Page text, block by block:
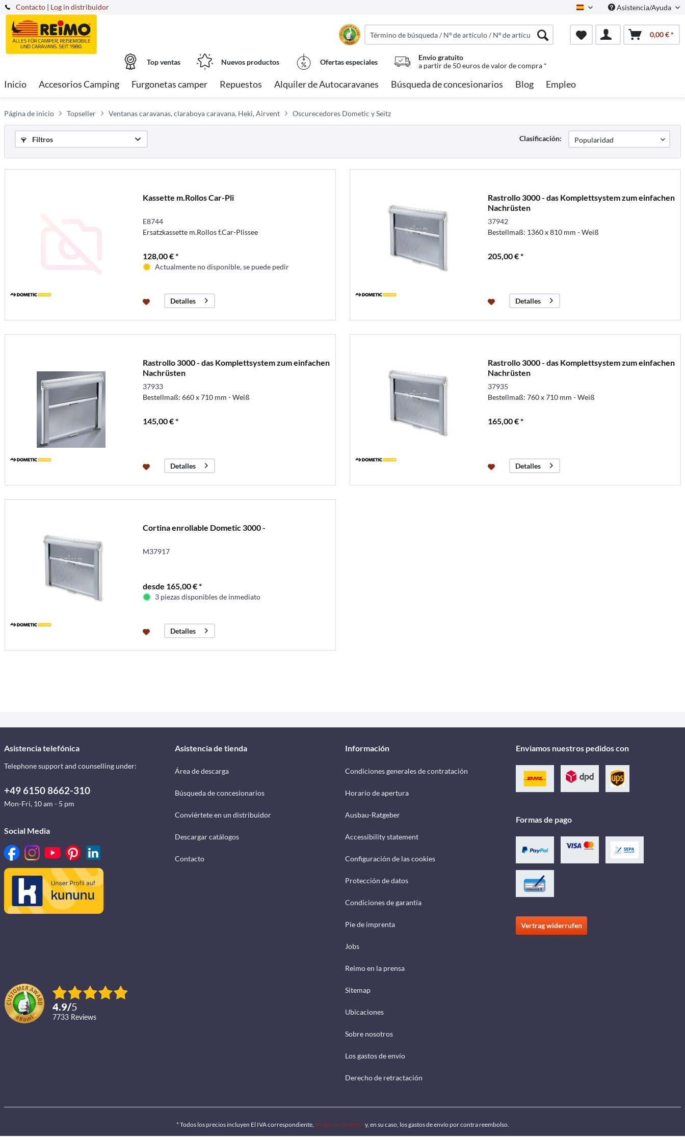
Contacto Spanisch Asistencia/Ayuda
| Log in distribuidor
0,00 € *
Top ventas Nuevos productos Ofertas especiales
Envío gratuito
a partir de 50 euros de valor de compra *
Inicio Accesorios Camping Furgonetas camper Repuestos Alquiler de Autocaravanes Búsqueda de concesionarios Blog Empleo
Página de inicio Topseller Ventanas caravanas, claraboya caravana, Heki, Airvent Oscurecedores Dometic y Seitz
Filtros Clasificación:
Kassette m.Rollos Car-Pli
E8744
Ersatzkassette m.Rollos f.Car-Plissee
128,00 € *
Actualmente no disponible, se puede pedir
Detalles
Rastrollo 3000 - das Komplettsystem zum einfachen
Nachrüsten
37942
Bestellmaß: 1360 x 810 mm - Weiß
205,00 € *
Detalles
Rastrollo 3000 - das Komplettsystem zum einfachen
Nachrüsten
37933
Bestellmaß: 660 x 710 mm - Weiß
145,00 € *
Detalles
Rastrollo 3000 - das Komplettsystem zum einfachen
Nachrüsten
37935
Bestellmaß: 760 x 710 mm - Weiß
165,00 € *
Detalles
Cortina enrollable Dometic 3000 -
M37917
desde 165,00 € *
3 piezas disponibles de inmediato
Detalles
Asistencia telefónica
Telephone support and counselling under:
+49 6150 8662-310
Mon-Fri, 10 am - 5 pm
Social Media
4.9/5
7733 reviews
Asistencia de tienda
Área de descarga
Búsqueda de concesionarios
Conviértete en un distribuidor
Descargar catálogos
Contacto
Información
Condiciones generales de contratación
Horario de apertura
Ausbau-Ratgeber
Accessibility statement
Configuración de las cookies
Protección de datos
Condiciones de garantía
Pie de imprenta
Jobs
Reimo en la prensa
Sitemap
Ubicaciones
Sobre nosotros
Los gastos de envío
Derecho de retractación
Enviamos nuestros pedidos con
Formas de pago
Vertrag widerrufen
* Todos los precios incluyen El IVA correspondiente, los gastos de envío y, en su caso, los gastos de envío por contra reembolso.